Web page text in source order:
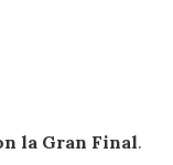
la Gran Final.